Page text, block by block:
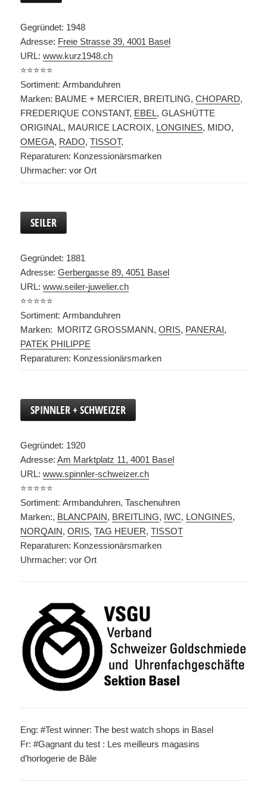
Gegründet: 1948
Adresse: Freie Strasse 39, 4001 Basel
URL:www.kurz1948.ch
⭐️⭐️⭐️⭐️⭐️
Sortiment: Armbanduhren
Marken: BAUME + MERCIER, BREITLING,CHOPARD,
FREDERIQUE CONSTANT, EBEL, GLASHÜTTE
ORIGINAL, MAURICE LACROIX, LONGINES, MIDO,
OMEGA, RADO,TISSOT,
Reparaturen: Konzessionärsmarken
Uhrmacher: vor Ort
SEILER
Gegründet: 1881
Adresse:Gerbergasse 89, 4051 Basel
URL:www.seiler-juwelier.ch
⭐️⭐️⭐️⭐️⭐️
Sortiment: Armbanduhren
Marken: MORITZ GROSSMANN,ORIS, PANERAI,
PATEK PHILIPPE
Reparaturen: Konzessionärsmarken
SPINNLER + SCHWEIZER
Gegründet: 1920
Adresse:Am Marktplatz 11, 4001 Basel
URL:www.spinnler-schweizer.ch
⭐️⭐️⭐️⭐️⭐️
Sortiment: Armbanduhren, Taschenuhren
Marken:, BLANCPAIN, BREITLING, IWC, LONGINES,
NORQAIN,ORIS,TAG HEUER,TISSOT
Reparaturen: Konzessionärsmarken
Uhrmacher: vor Ort
Eng: #Test winner: The best watch shops in Basel
Fr: #Gagnant du test : Les meilleurs magasins
d’horlogerie de Bâle